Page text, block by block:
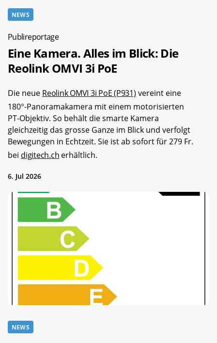
NEWS
Publireportage
Eine Kamera. Alles im Blick: Die
Reolink OMVI 3i PoE
Die neue Reolink OMVI 3i PoE (P931) vereint eine
180°-Panoramakamera mit einem motorisierten
PT-Objektiv. So behält die smarte Kamera
gleichzeitig das grosse Ganze im Blick und verfolgt
Bewegungen in Echtzeit. Sie ist ab sofort für 279 Fr.
bei digitech.ch erhältlich.
6. Jul 2026
NEWS